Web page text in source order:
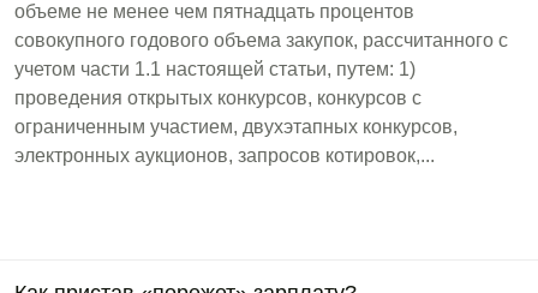
объеме не менее чем пятнадцать процентов
совокупного годового объема закупок, рассчитанного с
учетом части 1.1 настоящей статьи, путем: 1)
проведения открытых конкурсов, конкурсов с
ограниченным участием, двухэтапных конкурсов,
электронных аукционов, запросов котировок,...